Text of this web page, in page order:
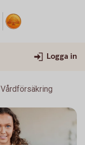
Logga in
Vårdförsäkring